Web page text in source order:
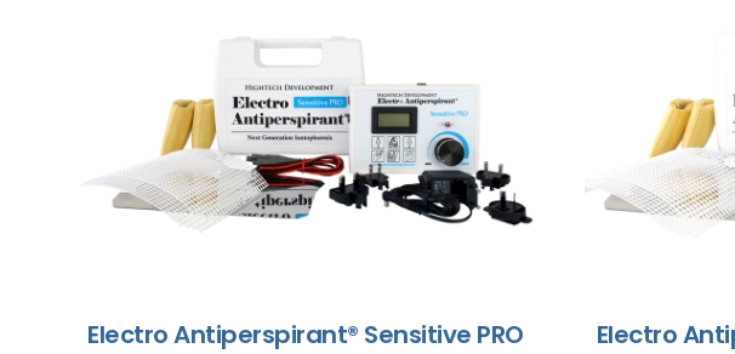
Electro Antiperspirant® Sensitive PRO Electro